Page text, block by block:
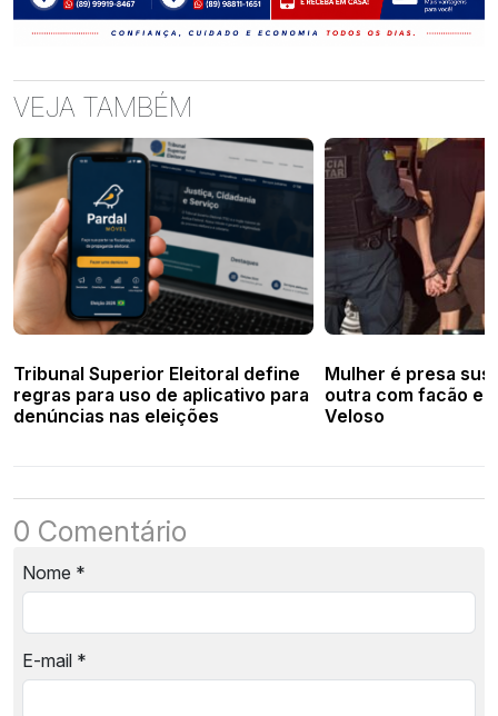
VEJA TAMBÉM
Tribunal Superior Eleitoral define
regras para uso de aplicativo para
denúncias nas eleições
Mulher é presa
outra com facão
Veloso
0 Comentário
Nome *
E-mail *